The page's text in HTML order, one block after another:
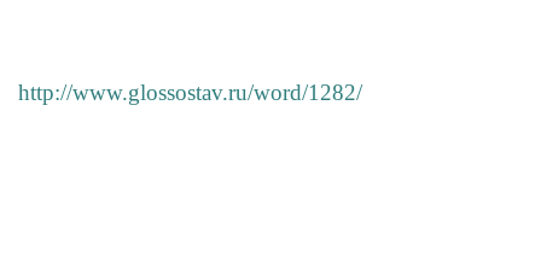
http://www.glossostav.ru/word/1282/